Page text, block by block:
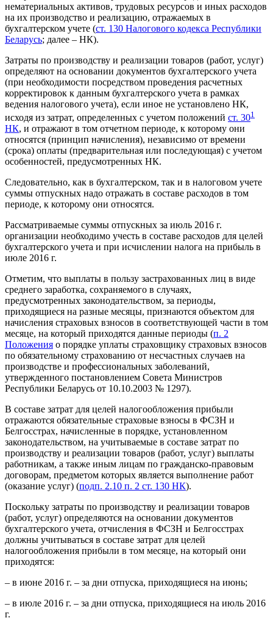
нематериальных активов, трудовых ресурсов и иных расходов
на их производство и реализацию, отражаемых в
бухгалтерском учете (ст. 130 Налогового кодекса Республики
Беларусь; далее – НК).
Затраты по производству и реализации товаров (работ, услуг)
определяют на основании документов бухгалтерского учета
(при необходимости посредством проведения расчетных
корректировок к данным бухгалтерского учета в рамках
ведения налогового учета), если иное не установлено НК,
исходя из затрат, определенных с учетом положений ст. 301
НК, и отражают в том отчетном периоде, к которому они
относятся (принцип начисления), независимо от времени
(срока) оплаты (предварительная или последующая) с учетом
особенностей, предусмотренных НК.
Следовательно, как в бухгалтерском, так и в налоговом учете
суммы отпускных надо отражать в составе расходов в том
периоде, к которому они относятся.
Рассматриваемые суммы отпускных за июль 2016 г.
организации необходимо учесть в составе расходов для целей
бухгалтерского учета и при исчислении налога на прибыль в
июле 2016 г.
Отметим, что выплаты в пользу застрахованных лиц в виде
среднего заработка, сохраняемого в случаях,
предусмотренных законодательством, за периоды,
приходящиеся на разные месяцы, признаются объектом для
начисления страховых взносов в соответствующей части в том
месяце, на который приходятся данные периоды (п. 2
Положения о порядке уплаты страховщику страховых взносов
по обязательному страхованию от несчастных случаев на
производстве и профессиональных заболеваний,
утвержденного постановлением Совета Министров
Республики Беларусь от 10.10.2003 № 1297).
В составе затрат для целей налогообложения прибыли
отражаются обязательные страховые взносы в ФСЗН и
Белгосстрах, начисленные в порядке, установленном
законодательством, на учитываемые в составе затрат по
производству и реализации товаров (работ, услуг) выплаты
работникам, а также иным лицам по гражданско-правовым
договорам, предметом которых является выполнение работ
(оказание услуг) (подп. 2.10 п. 2 ст. 130 НК).
Поскольку затраты по производству и реализации товаров
(работ, услуг) определяются на основании документов
бухгалтерского учета, отчисления в ФСЗН и Белгосстрах
должны учитываться в составе затрат для целей
налогообложения прибыли в том месяце, на который они
приходятся:
– в июне 2016 г. – за дни отпуска, приходящиеся на июнь;
– в июле 2016 г. – за дни отпуска, приходящиеся на июль 2016
г.